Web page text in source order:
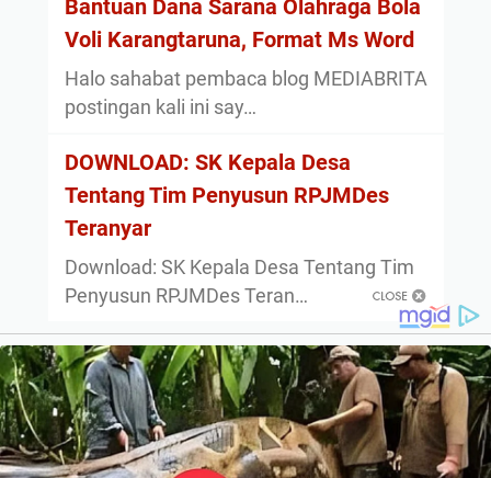
Bantuan Dana Sarana Olahraga Bola
Voli Karangtaruna, Format Ms Word
Halo sahabat pembaca blog MEDIABRITA
postingan kali ini say…
DOWNLOAD: SK Kepala Desa
Tentang Tim Penyusun RPJMDes
Teranyar
Download: SK Kepala Desa Tentang Tim
Penyusun RPJMDes Teran…
About Privacy Policy Sitemap
Disclaimer
Contact